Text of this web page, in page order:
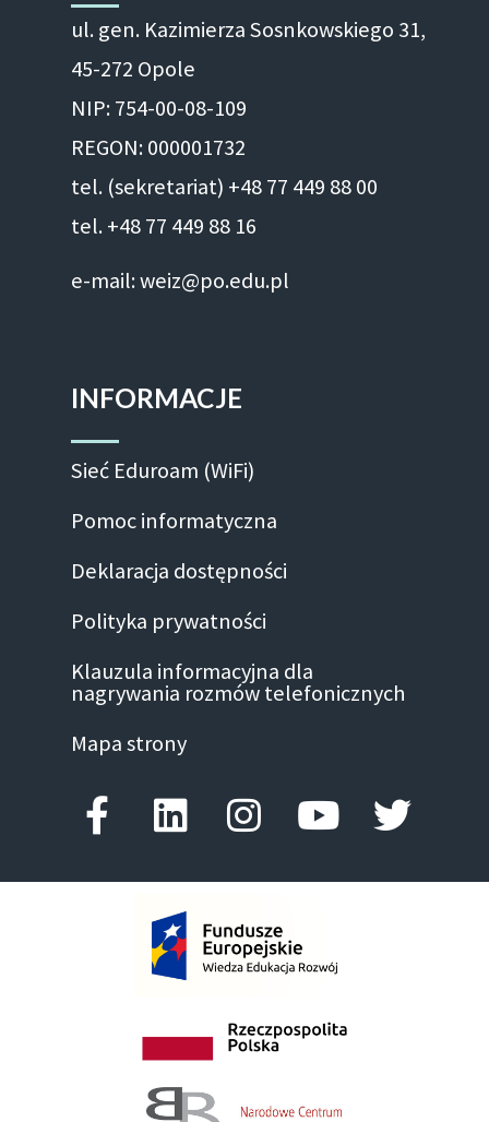
ul. gen. Kazimierza Sosnkowskiego 31,
45-272 Opole
NIP: 754-00-08-109
REGON: 000001732
tel. (sekretariat) +48 77 449 88 00
tel. +48 77 449 88 16
e-mail: weiz@po.edu.pl
INFORMACJE
Sieć Eduroam (WiFi)
Pomoc informatyczna
Deklaracja dostępności
Polityka prywatności
Klauzula informacyjna dla
nagrywania rozmów telefonicznych
Mapa strony
Facebook-f
LinkedinInstagram
Youtube